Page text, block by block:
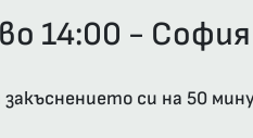
14:00 - София
си на 50